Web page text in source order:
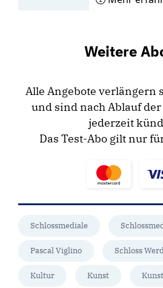
Weitere
Alle Angebote verlängern
und sind nach Ablauf
jederzeit
Das Test-Abo gilt nur
Schlossmediale
Pascal Viglino Schloss
Kultur Kunst